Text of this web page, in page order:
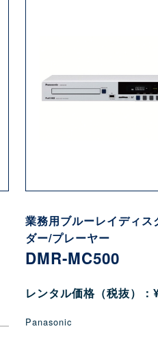
業務用ブルーレイディス
ダー/プレーヤー
DMR-MC500
レンタル価格（税抜）
Panasonic